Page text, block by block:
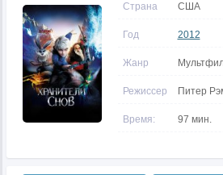
Страна США
Год 2012
Жанр
Режиссер Питер
Время: 97 мин.